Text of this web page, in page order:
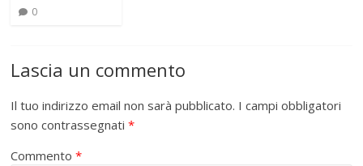
0
Lascia un commento
Il tuo indirizzo email non sarà pubblicato. I campi obbligatori
sono contrassegnati*
Commento*